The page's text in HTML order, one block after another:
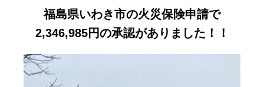
福島県いわき市の火災保険申請で
2,346,985円の承認がありました！！